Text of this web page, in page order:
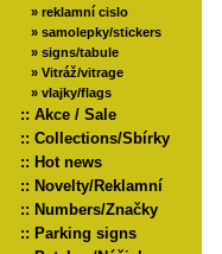
» reklamní cislo
» samolepky/stickers
» signs/tabule
» Vitráž/vitrage
» vlajky/flags
:: Akce / Sale
:: Collections/Sbírky
:: Hot news
:: Novelty/Reklamní
:: Numbers/Značky
:: Parking signs